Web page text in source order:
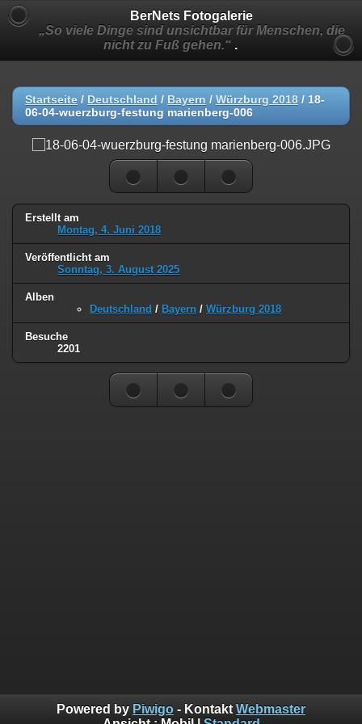
BerNets Fotogalerie
„So viele Dinge sind unsichtbar für Menschen, die
nicht zu Fuß gehen.“ .
Startseite / Deutschland / Bayern / Würzburg 2018 / 18-
06-04-wuerzburg-festung marienberg-006
Erstellt am
Montag, 4. Juni 2018
Veröffentlicht am
Sonntag, 3. August 2025
Alben
Deutschland / Bayern / Würzburg 2018
Besuche
2201
Powered by Piwigo - Kontakt Webmaster